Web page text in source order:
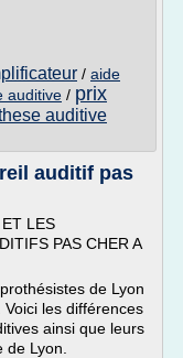
/ aide
auditive / prix
auditive
auditif pas
LES
PAS CHER A
de Lyon
les différences
ainsi que leurs
Lyon.